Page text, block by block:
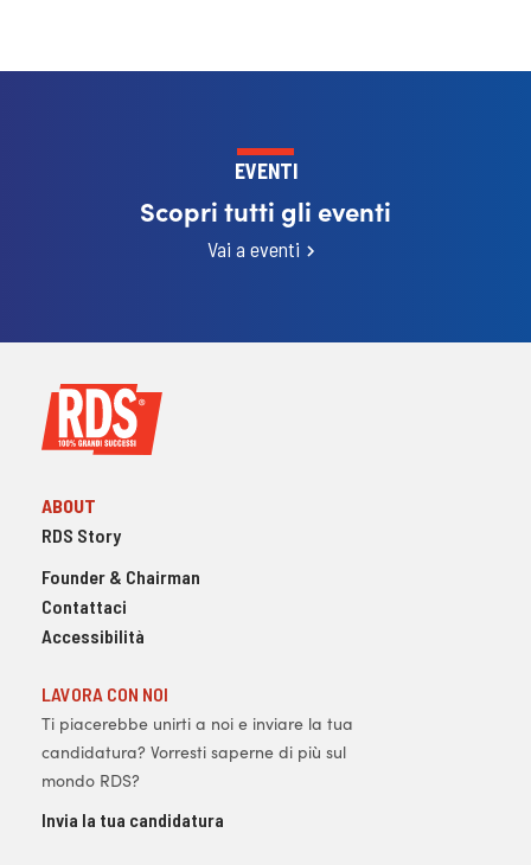
EVENTI
Scopri tutti gli eventi
Vai a eventi
ABOUT
RDS Story
Founder & Chairman
Contattaci
Accessibilità
LAVORA CON NOI
Ti piacerebbe unirti a noi e inviare la tua
candidatura? Vorresti saperne di più sul
mondo RDS?
Invia la tua candidatura